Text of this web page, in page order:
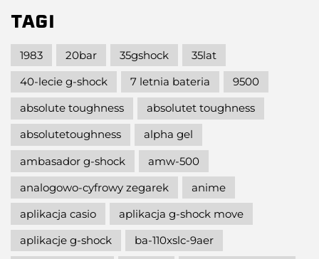
TAGI
1983 20bar 35gshock
35lat
40-lecie g-shock
7 letnia bateria
9500
absolute toughness
absolutet toughness
absolutetoughness
alpha gel
ambasador g-shock
amw-500
analogowo-cyfrowy zegarek
anime
aplikacja casio
aplikacja g-shock move
aplikacje g-shock
ba-110xslc-9aer